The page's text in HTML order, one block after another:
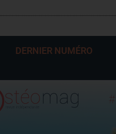
DERNIER NUMÉRO